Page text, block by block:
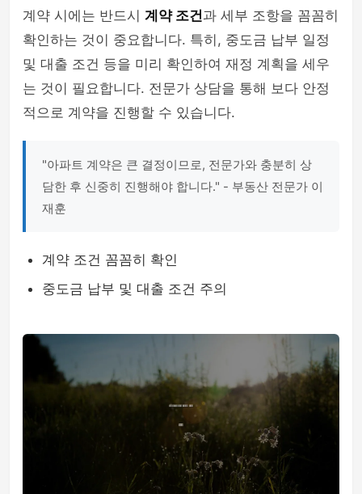
계약 시에는 반드시 계약 조건과 세부 조항을 꼼꼼히
확인하는 것이 중요합니다. 특히, 중도금 납부 일정
및 대출 조건 등을 미리 확인하여 재정 계획을 세우
는 것이 필요합니다. 전문가 상담을 통해 보다 안정
적으로 계약을 진행할 수 있습니다.
"아파트 계약은 큰 결정이므로, 전문가와 충분히 상
담한 후 신중히 진행해야 합니다." - 부동산 전문가 이
재훈
계약 조건 꼼꼼히 확인
중도금 납부 및 대출 조건 주의